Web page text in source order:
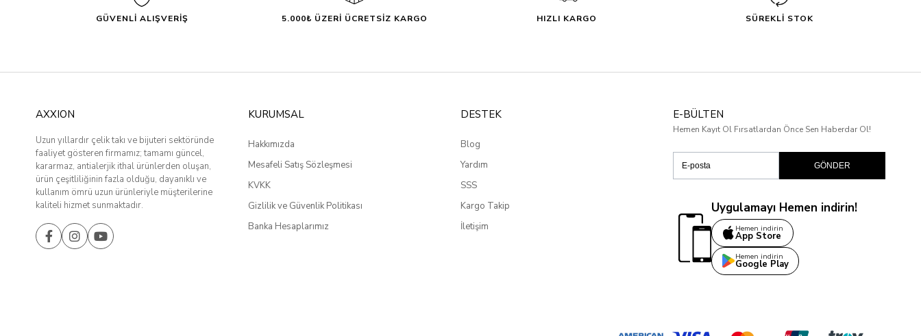
GÜVENLİ ALIŞVERİŞ 5.000₺ ÜZERİ ÜCRETSİZ KARGO HIZLI KARGO SÜREKLİ STOK
AXXION
Uzun yıllardır çelik takı ve bijuteri sektöründe
faaliyet gösteren firmamız; tamamı güncel,
kararmaz, antialerjik ithal ürünlerden oluşan,
ürün çeşitliliğinin fazla olduğu, dayanıklı ve
kullanım ömrü uzun ürünleriyle müşterilerine
kaliteli hizmet sunmaktadır.
KURUMSAL
Hakkımızda
Mesafeli Satış Sözleşmesi
KVKK
Gizlilik ve Güvenlik Politikası
Banka Hesaplarımız
DESTEK
Blog
Yardım
SSS
Kargo Takip
İletişim
E-BÜLTEN
Hemen Kayıt Ol Fırsatlardan Önce Sen Haberdar Ol!
GÖNDER
Uygulamayı Hemen indirin!
Hemen indirin
App Store
Hemen indirin
Google Play